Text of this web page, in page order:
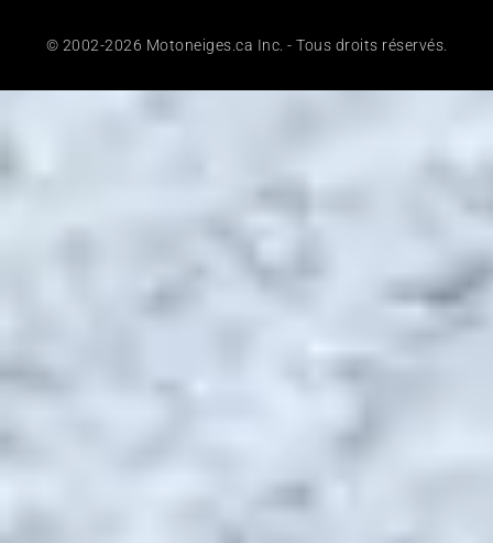
© 2002-2026 Motoneiges.ca Inc. - Tous droits réservés.